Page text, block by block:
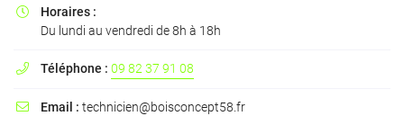
INSCRIPTION

Horaires :
Du lundi au vendredi de 8h à 18h
 Téléphone : 09 82 37 91 08
 Email : technicien@boisconcept58.fr